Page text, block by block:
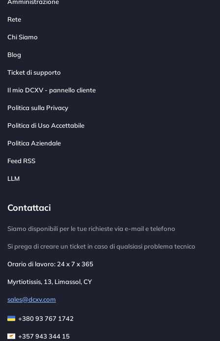
Rete
Chi Siamo
Blog
Ticket di supporto
Il mio DCXV - pannello cliente
Politica sulla Privacy
Politica di Uso Accettabile
Politica Aziendale
Feed RSS
LLM
Contattaci
Siamo disponibili per le tue richieste via e-mail e telefono
Si prega di creare un ticket in caso di qualsiasi problema tecnico
Orario di lavoro: 24 x 7 x 365
Myrtiotissis, 13, Limassol, CY
sales@dcxv.com
+380 93 767 1742
+357 943 344 15